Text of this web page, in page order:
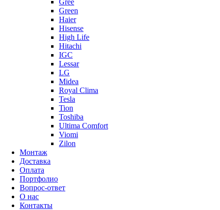
Grеen
Haier
Hisense
High Life
Hitachi
IGC
Lessar
LG
Midea
Royal Clima
Tesla
Tion
Toshiba
Ultima Comfort
Viomi
Zilon
Монтаж
Доставка
Оплата
Портфолио
Вопрос-ответ
О нас
Контакты